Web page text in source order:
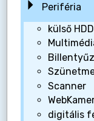
Periféria
külső HDD
Scanner
digitális